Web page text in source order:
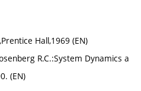
Hall,1969 (EN)
R.C.:System Dynamics a
(EN)